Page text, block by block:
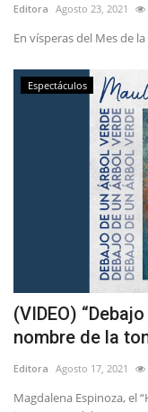
Editora Agosto 23, 2021
En vísperas del Mes de
Espectáculos
(VIDEO)
nombre de la
Editora Agosto 17, 2021
Magdalena Espinoza, el